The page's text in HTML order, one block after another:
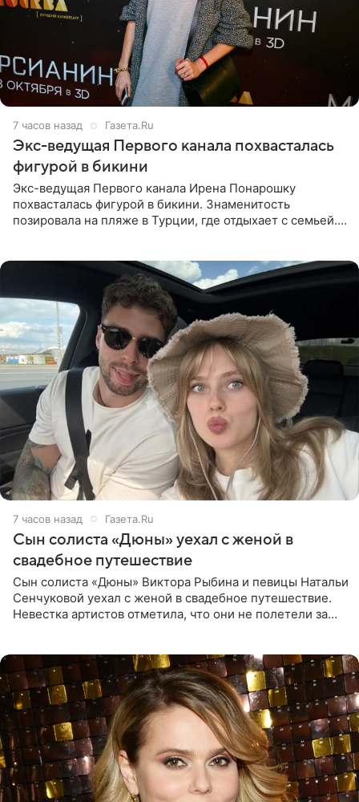
7 часов назад Газета.Ru
Экс-ведущая Первого канала похвасталась
фигурой в бикини
Экс-ведущая Первого канала Ирена Понарошку
похвасталась фигурой в бикини. Знаменитость
позировала на пляже в Турции, где отдыхает с семьей.
7 часов назад Газета.Ru
Сын солиста «Дюны» уехал с женой в
свадебное путешествие
Сын солиста «Дюны» Виктора Рыбина и певицы Натальи
Сенчуковой уехал с женой в свадебное путешествие.
Невестка артистов отметила, что они не полетели за